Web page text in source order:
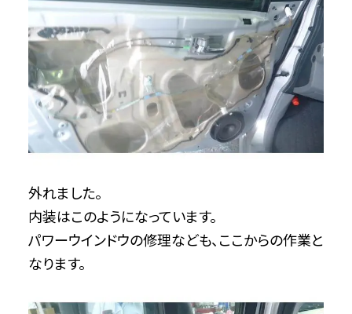
外れました。
内装はこのようになっています。
パワーウインドウの修理なども、ここからの作業と
なります。